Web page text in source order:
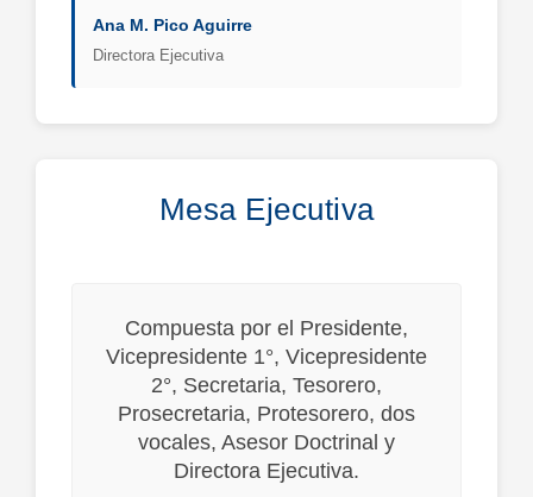
Ana M. Pico Aguirre
Directora Ejecutiva
Mesa Ejecutiva
Compuesta por el Presidente,
Vicepresidente 1°, Vicepresidente
2°, Secretaria, Tesorero,
Prosecretaria, Protesorero, dos
vocales, Asesor Doctrinal y
Directora Ejecutiva.